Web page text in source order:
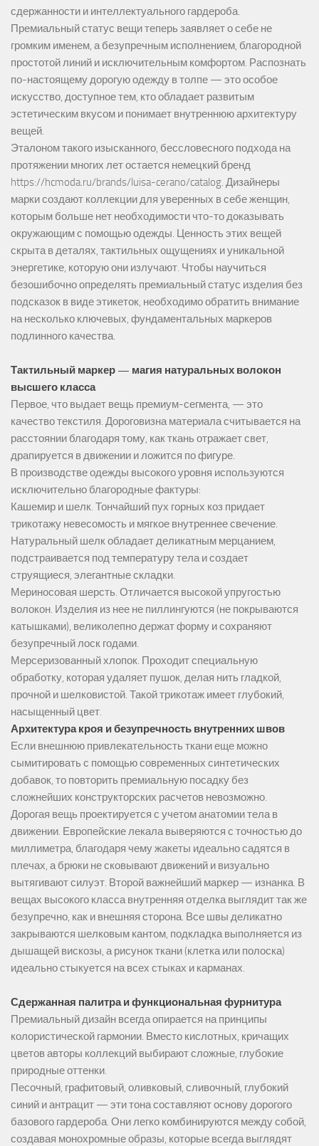
сдержанности и интеллектуального гардероба.
Премиальный статус вещи теперь заявляет о себе не
громким именем, а безупречным исполнением, благородной
простотой линий и исключительным комфортом. Распознать
по-настоящему дорогую одежду в толпе — это особое
искусство, доступное тем, кто обладает развитым
эстетическим вкусом и понимает внутреннюю архитектуру
вещей.
Эталоном такого изысканного, бессловесного подхода на
протяжении многих лет остается немецкий бренд
https://hcmoda.ru/brands/luisa-cerano/catalog. Дизайнеры
марки создают коллекции для уверенных в себе женщин,
которым больше нет необходимости что-то доказывать
окружающим с помощью одежды. Ценность этих вещей
скрыта в деталях, тактильных ощущениях и уникальной
энергетике, которую они излучают. Чтобы научиться
безошибочно определять премиальный статус изделия без
подсказок в виде этикеток, необходимо обратить внимание
на несколько ключевых, фундаментальных маркеров
подлинного качества.
Тактильный маркер — магия натуральных волокон
высшего класса
Первое, что выдает вещь премиум-сегмента, — это
качество текстиля. Дороговизна материала считывается на
расстоянии благодаря тому, как ткань отражает свет,
драпируется в движении и ложится по фигуре.
В производстве одежды высокого уровня используются
исключительно благородные фактуры:
Кашемир и шелк. Тончайший пух горных коз придает
трикотажу невесомость и мягкое внутреннее свечение.
Натуральный шелк обладает деликатным мерцанием,
подстраивается под температуру тела и создает
струящиеся, элегантные складки.
Мериносовая шерсть. Отличается высокой упругостью
волокон. Изделия из нее не пиллингуются (не покрываются
катышками), великолепно держат форму и сохраняют
безупречный лоск годами.
Мерсеризованный хлопок. Проходит специальную
обработку, которая удаляет пушок, делая нить гладкой,
прочной и шелковистой. Такой трикотаж имеет глубокий,
насыщенный цвет.
Архитектура кроя и безупречность внутренних швов
Если внешнюю привлекательность ткани еще можно
сымитировать с помощью современных синтетических
добавок, то повторить премиальную посадку без
сложнейших конструкторских расчетов невозможно.
Дорогая вещь проектируется с учетом анатомии тела в
движении. Европейские лекала выверяются с точностью до
миллиметра, благодаря чему жакеты идеально садятся в
плечах, а брюки не сковывают движений и визуально
вытягивают силуэт. Второй важнейший маркер — изнанка. В
вещах высокого класса внутренняя отделка выглядит так же
безупречно, как и внешняя сторона. Все швы деликатно
закрываются шелковым кантом, подкладка выполняется из
дышащей вискозы, а рисунок ткани (клетка или полоска)
идеально стыкуется на всех стыках и карманах.
Сдержанная палитра и функциональная фурнитура
Премиальный дизайн всегда опирается на принципы
колористической гармонии. Вместо кислотных, кричащих
цветов авторы коллекций выбирают сложные, глубокие
природные оттенки.
Песочный, графитовый, оливковый, сливочный, глубокий
синий и антрацит — эти тона составляют основу дорогого
базового гардероба. Они легко комбинируются между собой,
создавая монохромные образы, которые всегда выглядят